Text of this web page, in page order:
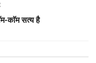
काॅम सत्य है